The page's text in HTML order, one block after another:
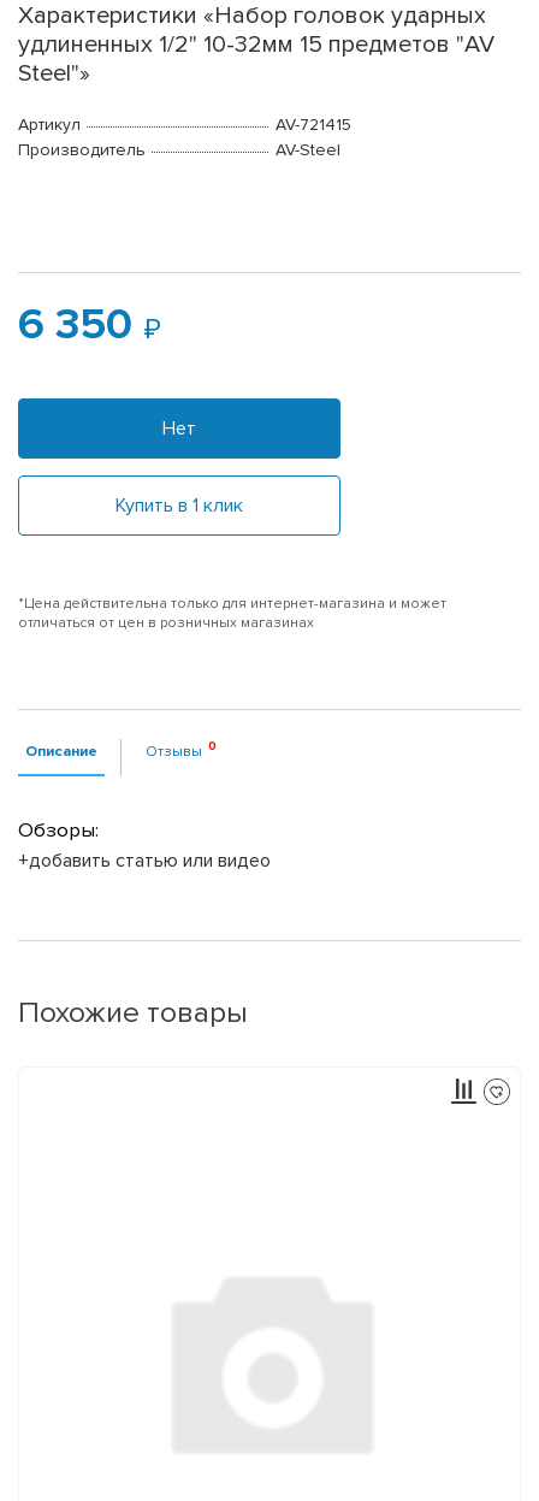
Характеристики «Набор головок ударных
удлиненных 1/2" 10-32мм 15 предметов "AV
Steel"»
Артикул
AV-721415
Производитель
AV-Steel
6 350
Нет
Купить в 1 клик
*Цена действительна только для интернет-магазина и может
отличаться от цен в розничных магазинах
Описание Отзывы
Обзоры:
+добавить статью или видео
Похожие товары